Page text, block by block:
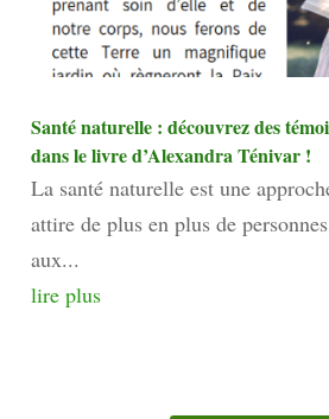
Santé naturelle : découvrez des
dans le livre d’Alexandra Ténivar !
La santé naturelle est une
attire de plus en plus de
aux...
lire plus